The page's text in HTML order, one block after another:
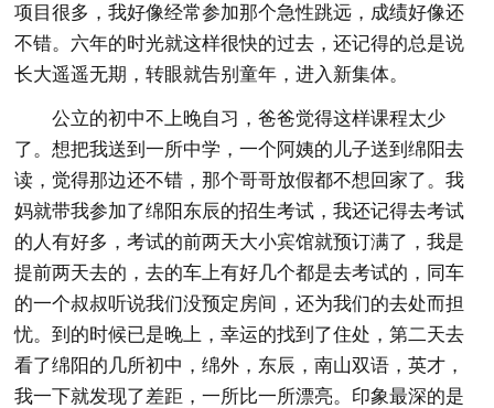
项目很多，我好像经常参加那个急性跳远，成绩好像还
不错。六年的时光就这样很快的过去，还记得的总是说
长大遥遥无期，转眼就告别童年，进入新集体。
公立的初中不上晚自习，爸爸觉得这样课程太少
了。想把我送到一所中学，一个阿姨的儿子送到绵阳去
读，觉得那边还不错，那个哥哥放假都不想回家了。我
妈就带我参加了绵阳东辰的招生考试，我还记得去考试
的人有好多，考试的前两天大小宾馆就预订满了，我是
提前两天去的，去的车上有好几个都是去考试的，同车
的一个叔叔听说我们没预定房间，还为我们的去处而担
忧。到的时候已是晚上，幸运的找到了住处，第二天去
看了绵阳的几所初中，绵外，东辰，南山双语，英才，
我一下就发现了差距，一所比一所漂亮。印象最深的是